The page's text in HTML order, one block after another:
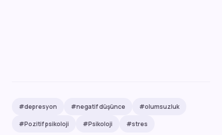
#depresyon #negatif düşünce #olumsuzluk
#Pozitif psikoloji #Psikoloji #stres